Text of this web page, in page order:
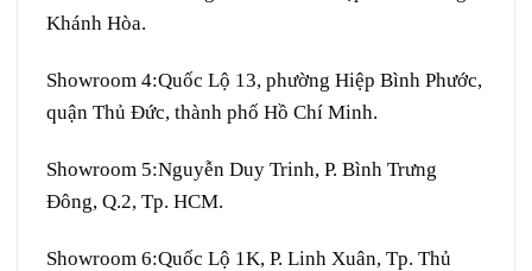
Khánh Hòa.
Showroom 4:Quốc Lộ 13, phường Hiệp Bình Phước,
quận Thủ Đức, thành phố Hồ Chí Minh.
Showroom 5:Nguyễn Duy Trinh, P. Bình Trưng
Đông, Q.2, Tp. HCM.
Showroom 6:Quốc Lộ 1K, P. Linh Xuân, Tp. Thủ